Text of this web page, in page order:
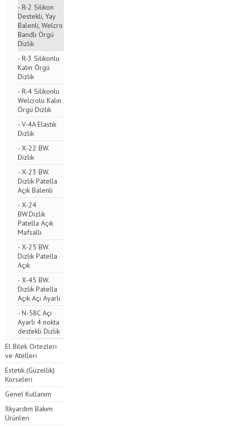
- R-2 Silikon
Destekli, Yay
Balenli, Welcro
Bandlı Örgü
Dizlik
- R-3 Silikonlu
Kalın Örgü
Dizlik
- R-4 Silikonlu
Welcrolu Kalın
Örgü Dizlik
- V-4A Elastik
Dizlik
- X-22 BW.
Dizlik
- X-23 BW.
Dizlik Patella
Açık Balenli
- X-24
BW.Dizlik
Patella Açık
Mafsallı
- X-25 BW.
Dizlik Patella
Açık
- X-45 BW.
Dizlik Patella
Açık Açı Ayarlı
- N-58C Açı
Ayarlı 4 nokta
destekli Dizlik
El Bilek Ortezleri
ve Atelleri
Estetik (Güzellik)
Korseleri
Genel Kullanım
İlkyardım Bakım
Ürünleri